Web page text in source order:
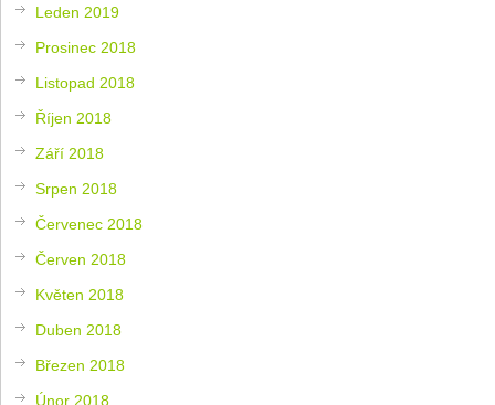
Leden 2019
Prosinec 2018
Listopad 2018
Říjen 2018
Září 2018
Srpen 2018
Červenec 2018
Červen 2018
Květen 2018
Duben 2018
Březen 2018
Únor 2018